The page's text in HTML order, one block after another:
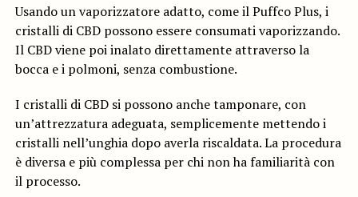
Usando un vaporizzatore adatto, come il Puffco Plus, i
cristalli di CBD possono essere consumati vaporizzando.
Il CBD viene poi inalato direttamente attraverso la
bocca e i polmoni, senza combustione.
I cristalli di CBD si possono anche tamponare, con
un’attrezzatura adeguata, semplicemente mettendo i
cristalli nell’unghia dopo averla riscaldata. La procedura
è diversa e più complessa per chi non ha familiarità con
il processo.